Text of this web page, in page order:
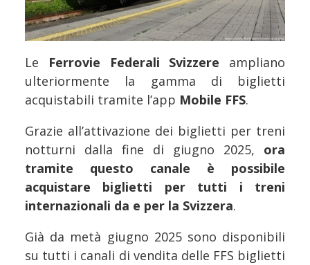
Le Ferrovie Federali Svizzere ampliano
ulteriormente la gamma di biglietti
acquistabili tramite l’app Mobile FFS.
Grazie all’attivazione dei biglietti per treni
notturni dalla fine di giugno 2025, ora
tramite questo canale è possibile
acquistare biglietti per tutti i treni
internazionali da e per la Svizzera.
Già da metà giugno 2025 sono disponibili
su tutti i canali di vendita delle FFS biglietti